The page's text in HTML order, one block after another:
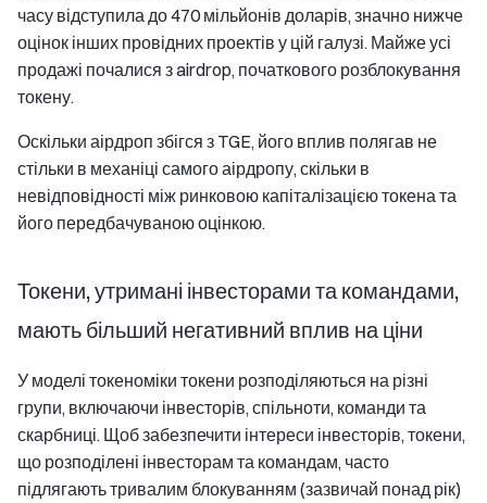
часу відступила до 470 мільйонів доларів, значно нижче
оцінок інших провідних проектів у цій галузі. Майже усі
продажі почалися з airdrop, початкового розблокування
токену.
Оскільки аірдроп збігся з TGE, його вплив полягав не
стільки в механіці самого аірдропу, скільки в
невідповідності між ринковою капіталізацією токена та
його передбачуваною оцінкою.
Токени, утримані інвесторами та командами,
мають більший негативний вплив на ціни
У моделі токеноміки токени розподіляються на різні
групи, включаючи інвесторів, спільноти, команди та
скарбниці. Щоб забезпечити інтереси інвесторів, токени,
що розподілені інвесторам та командам, часто
підлягають тривалим блокуванням (зазвичай понад рік)